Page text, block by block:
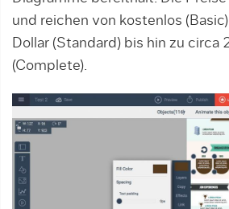
und reichen von kostenlos
Dollar (Standard) bis hin zu circa
(Complete).